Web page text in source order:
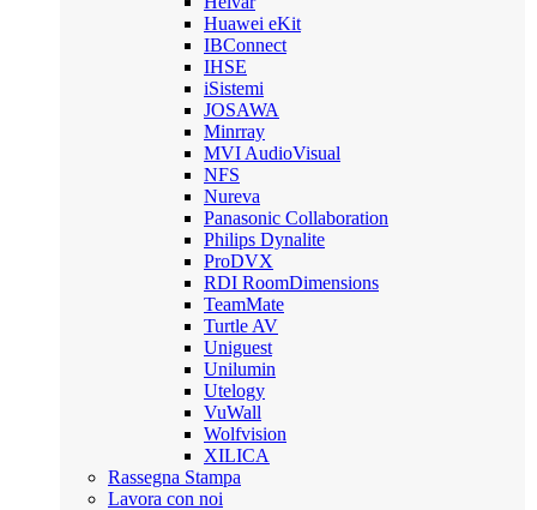
Huawei eKit
IBConnect
IHSE
iSistemi
JOSAWA
Minrray
MVI AudioVisual
NFS
Nureva
Panasonic Collaboration
Philips Dynalite
ProDVX
RDI RoomDimensions
TeamMate
Turtle AV
Uniguest
Unilumin
Utelogy
VuWall
Wolfvision
XILICA
Rassegna Stampa
Lavora con noi